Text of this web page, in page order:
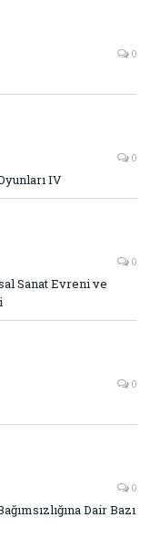
0
0
IV
0
Sanat Evreni ve
0
0
Dair Bazı